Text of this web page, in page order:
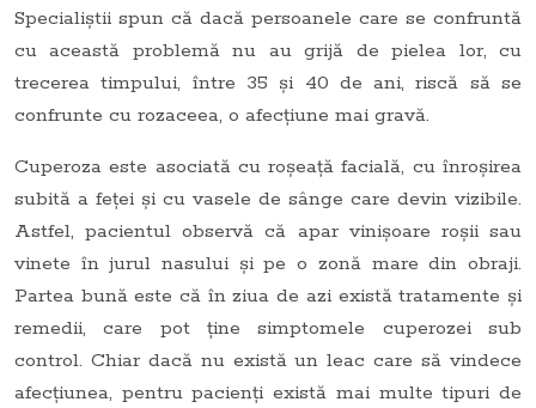
Specialiștii spun că dacă persoanele care se confruntă
cu această problemă nu au grijă de pielea lor, cu
trecerea timpului, între 35 și 40 de ani, riscă să se
confrunte cu rozaceea, o afecțiune mai gravă.
Cuperoza este asociată cu roșeață facială, cu înroșirea
subită a feței și cu vasele de sânge care devin vizibile.
Astfel, pacientul observă că apar vinișoare roșii sau
vinete în jurul nasului și pe o zonă mare din obraji.
Partea bună este că în ziua de azi există tratamente și
remedii, care pot ține simptomele cuperozei sub
control. Chiar dacă nu există un leac care să vindece
afecțiunea, pentru pacienți există mai multe tipuri de